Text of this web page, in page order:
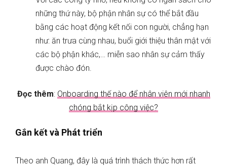
những thứ này, bộ phận nhân sự có thể bắt đầu
bằng các hoạt động kết nối con người, chẳng hạn
như: ăn trưa cùng nhau, buổi giới thiệu thân mật với
các bộ phận khác,… miễn sao nhân sự cảm thấy
được chào đón.
Đọc thêm: Onboarding thế nào để nhân viên mới nhanh
chóng bắt kịp công việc?
Gắn kết và Phát triển
Theo anh Quang, đây là quá trình thách thức hơn rất